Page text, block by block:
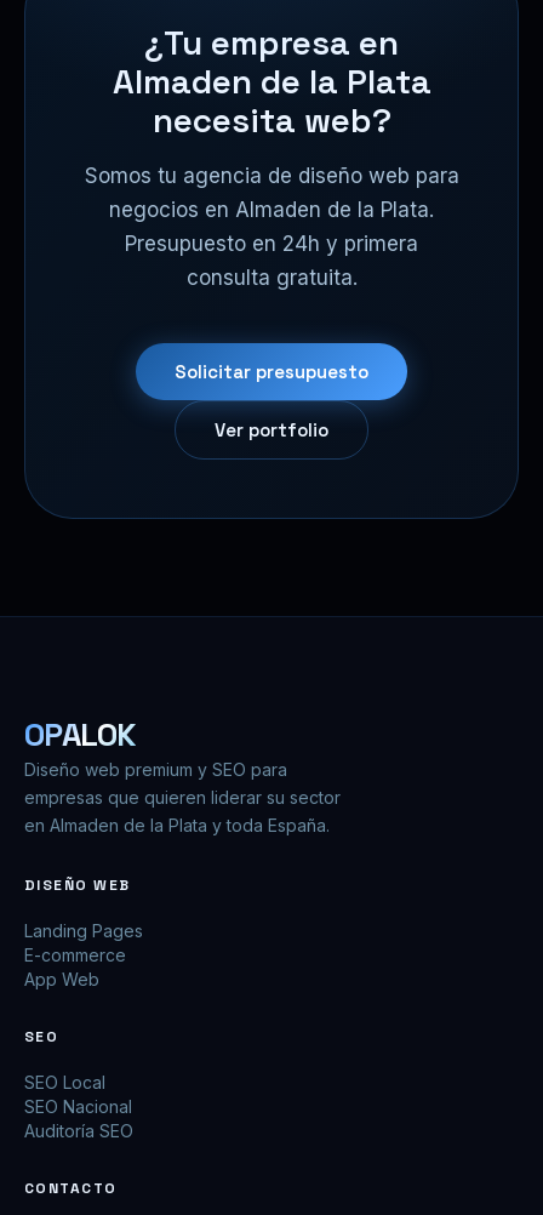
¿Tu empresa en
Almaden de la Plata
necesita web?
Somos tu agencia de diseño web para
negocios en Almaden de la Plata.
Presupuesto en 24h y primera
consulta gratuita.
Solicitar presupuesto
Ver portfolio
OPALOK
Diseño web premium y SEO para
empresas que quieren liderar su sector
en Almaden de la Plata y toda España.
DISEÑO WEB
Landing Pages
E-commerce
App Web
SEO
SEO Local
SEO Nacional
Auditoría SEO
CONTACTO